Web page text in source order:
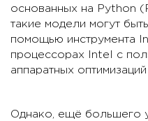
основанных на Python
такие модели могут
помощью инструмента
процессорах Intel с
аппаратных
Однако, ещё большего